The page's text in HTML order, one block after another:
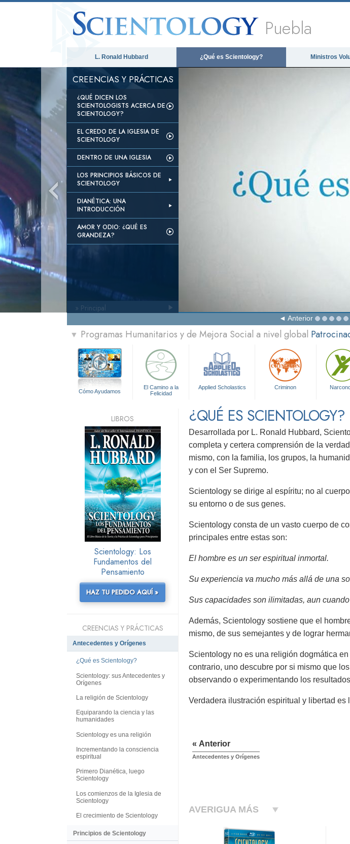
Puebla
L. Ronald Hubbard ¿Qué es Scientology? Ministros
CREENCIAS Y PRÁCTICAS
¿QUÉ DICEN LOS
SCIENTOLOGISTS ACERCA DE
SCIENTOLOGY?
EL CREDO DE LA IGLESIA DE
SCIENTOLOGY
DENTRO DE UNA IGLESIA
LOS PRINCIPIOS BÁSICOS DE
SCIENTOLOGY
DIANÉTICA: UNA
INTRODUCCIÓN
AMOR Y ODIO: ¿QUÉ ES
GRANDEZA?
Anterior
» Principal
▼ Programas Humanitarios y de Mejora Social a nivel global
Cómo Ayudamos
El Camino a la
Felicidad
Applied Scholastics Criminon
¿QUÉ ES SCIENTOLOGY?
Desarrollada por L. Ronald Hubbard,
completa y certera comprensión de la
mismo, con la familia, los grupos, la
y con el Ser Supremo.
Scientology se dirige al espíritu; no al
su entorno o de sus genes.
Scientology consta de un vasto cuerpo de
principales entre estas son:
El hombre es un ser espiritual inmortal.
Su experiencia va mucho más allá de una
Sus capacidades son ilimitadas, aun
Además, Scientology sostiene que el
mismo, de sus semejantes y de lograr
Scientology no es una religión dogmática
contrario, uno descubre por si mismo que
observando o experimentando los
Verdadera ilustración espiritual y libertad es
« Anterior
Antecedentes y Orígenes
AVERIGUA MÁS
LIBROS
Scientology: Los
Fundamentos del
Pensamiento
HAZ TU PEDIDO AQUÍ »
CREENCIAS Y PRÁCTICAS
Antecedentes y Orígenes
¿Qué es Scientology?
Scientology: sus Antecedentes y
Orígenes
La religión de Scientology
Equiparando la ciencia y las
humanidades
Scientology es una religión
Incrementando la consciencia
espiritual
Primero Dianética, luego
Scientology
Los comienzos de la Iglesia de
Scientology
El crecimiento de Scientology
Principios de Scientology